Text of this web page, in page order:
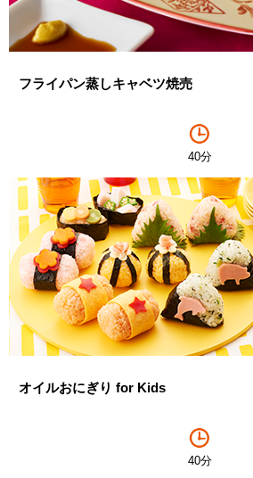
フライパン蒸しキャベツ焼売
40分
オイルおにぎり for Kids
40分